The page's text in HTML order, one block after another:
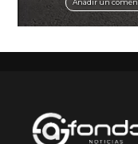
Añadir un